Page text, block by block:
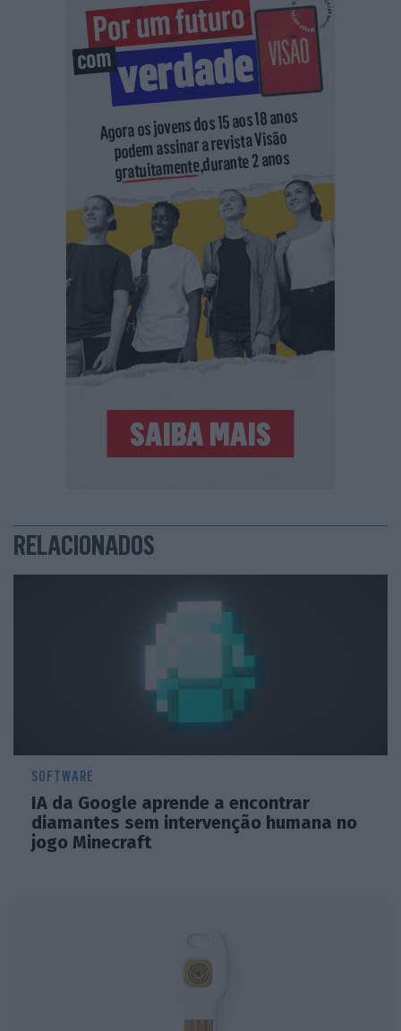
RELACIONADOS
SOFTWARE
IA da Google aprende a encontrar
diamantes sem intervenção humana no
jogo Minecraft